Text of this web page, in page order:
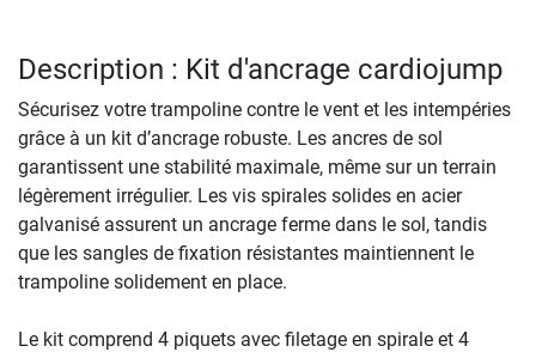
Description : Kit d'ancrage cardiojump
Sécurisez votre trampoline contre le vent et les intempéries
grâce à un kit d’ancrage robuste. Les ancres de sol
garantissent une stabilité maximale, même sur un terrain
légèrement irrégulier. Les vis spirales solides en acier
galvanisé assurent un ancrage ferme dans le sol, tandis
que les sangles de fixation résistantes maintiennent le
trampoline solidement en place.
Le kit comprend 4 piquets avec filetage en spirale et 4